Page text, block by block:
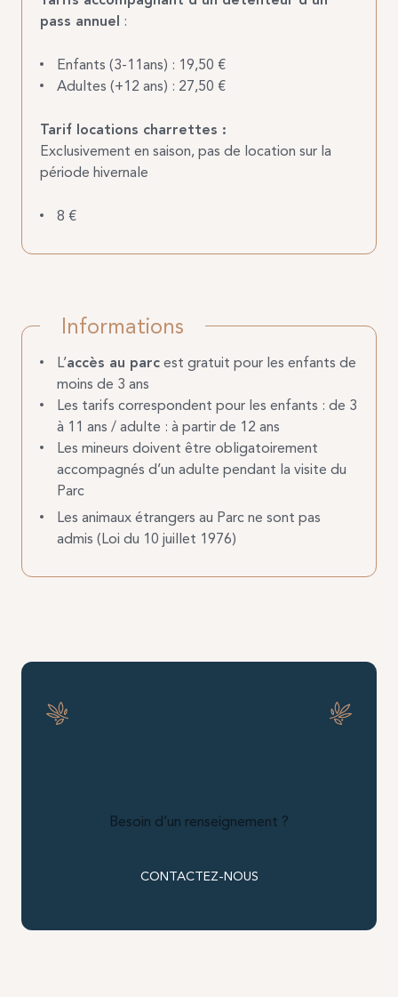
pass annuel :
Enfants (3-11ans) : 19,50 €
Adultes (+12 ans) : 27,50 €
Tarif locations charrettes :
Exclusivement en saison, pas de location sur la
période hivernale
8 €
Informations
L’accès au parcest gratuit pour les enfants de
moins de 3 ans
Les tarifs correspondent pour les enfants : de 3
à 11 ans / adulte : à partir de 12 ans
Les mineurs doivent être obligatoirement
accompagnés d’un adulte pendant la visite du
Parc
Les animaux étrangers au Parc ne sont pas
admis (Loi du 10 juillet 1976)
Besoin d’un renseignement ?
CONTACTEZ-NOUS